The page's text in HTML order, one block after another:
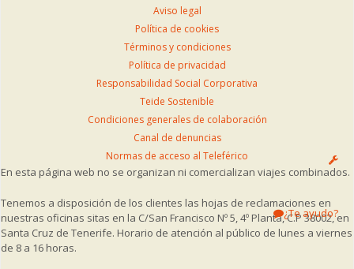
Aviso legal
Política de cookies
Términos y condiciones
Política de privacidad
Responsabilidad Social Corporativa
Teide Sostenible
Condiciones generales de colaboración
Canal de denuncias
Normas de acceso al Teleférico
En esta página web no se organizan ni comercializan viajes combinados.
Tenemos a disposición de los clientes las hojas de reclamaciones en
nuestras oficinas sitas en la C/San Francisco Nº 5, 4º Planta, C.P 38002, en
Santa Cruz de Tenerife. Horario de atención al público de lunes a viernes
de 8 a 16 horas.
¿Te ayudo?